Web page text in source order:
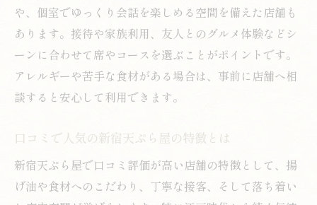
や、個室でゆっくり会話を楽しめる空間を備えた店舗も
あります。接待や家族利用、友人とのグルメ体験などシ
ーンに合わせて席やコースを選ぶことがポイントです。
アレルギーや苦手な食材がある場合は、事前に店舗へ相
談すると安心して利用できます。
口コミで人気の新宿天ぷら屋の特徴とは
新宿天ぷら屋で口コミ評価が高い店舗の特徴として、揚
げ油や食材へのこだわり、丁寧な接客、そして落ち着い